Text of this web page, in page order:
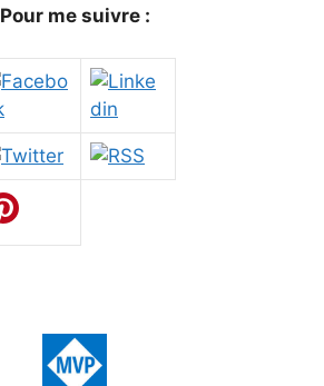
Pour me suivre :